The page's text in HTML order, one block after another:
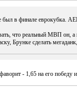
был в финале еврокубка.
что реальный МВП он, а
Брунке сделать
- 1,65 на его победу и